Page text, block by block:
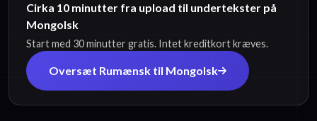
Cirka 10 minutter fra upload til undertekster på
Mongolsk
Start med 30 minutter gratis. Intet kreditkort kræves.
Oversæt Rumænsk til Mongolsk